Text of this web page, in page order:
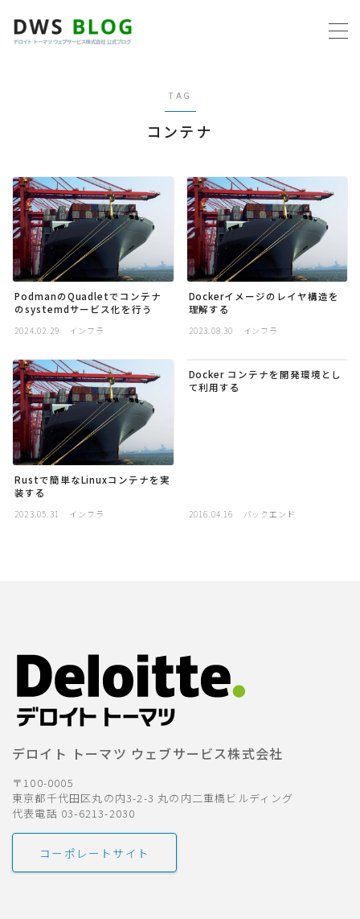
プログラミング
ビジネス
社内制度
採用
公式ページ
TAG
コンテナ
PodmanのQuadletでコンテナ
のsystemdサービス化を行う
2024.02.29 インフラ
Dockerイメージのレイヤ構造を
理解する
2023.08.30 インフラ
Rustで簡単なLinuxコンテナを実
装する
2023.05.31 インフラ
Docker コンテナを開発環境とし
て利用する
2016.04.16 バックエンド
デロイト トーマツ ウェブサービス株式会社
〒100-0005
東京都千代田区丸の内3-2-3 丸の内二重橋ビルディング
代表電話 03-6213-2030
コーポレートサイト